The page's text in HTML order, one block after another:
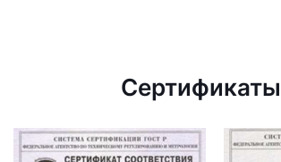
Сертификаты